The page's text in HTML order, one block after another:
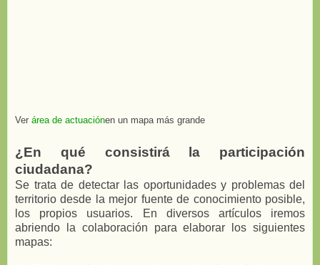
Ver área de actuaciónen un mapa más grande
¿En qué consistirá la participación
ciudadana?
Se trata de detectar las oportunidades y problemas del
territorio desde la mejor fuente de conocimiento posible,
los propios usuarios. En diversos artículos iremos
abriendo la colaboración para elaborar los siguientes
mapas: